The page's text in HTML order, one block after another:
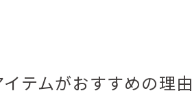
テムがおすすめの理由